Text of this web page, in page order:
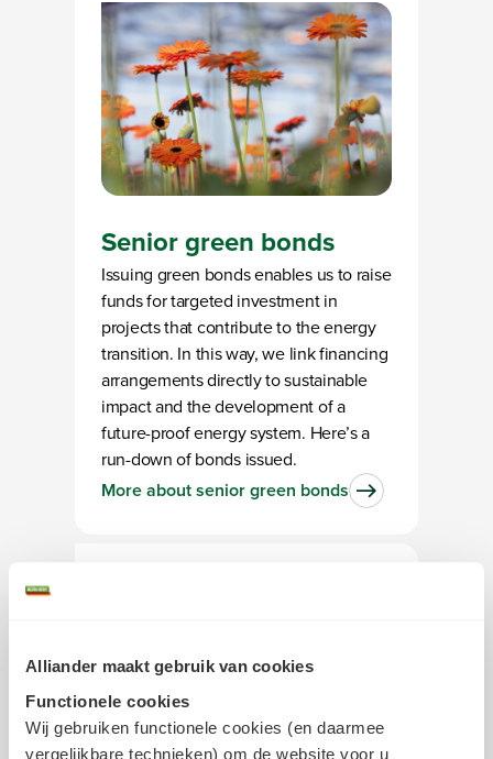
Alliander maakt gebruik van cookies
Functionele cookies
Wij gebruiken functionele cookies (en daarmee
vergelijkbare technieken) om de website voor u
Senior green bonds
Issuing green bonds enables us to raise
funds for targeted investment in
projects that contribute to the energy
transition. In this way, we link financing
arrangements directly to sustainable
impact and the development of a
future-proof energy system. Here’s a
run-down of bonds issued.
More about senior green bonds
Subordinated green